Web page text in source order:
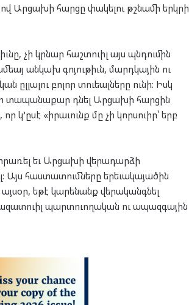
Արցախի հարցը փակելու թշնամի երկրի
չի կրնար հաշտուիլ այս պնդումին
անկախ գոյութիւն, մարդկային ու
բոլոր տուեալները ունի: Իսկ
տապանաքար դնել Արցախի հարցին
«իրաւունք մը չի կորսուիր՝ երբ
եւ Արցախի վերադարձի
հաստատումները երեւակայածին
եթէ կարենանք վերականգնել
պարտուողական ու ապազգային